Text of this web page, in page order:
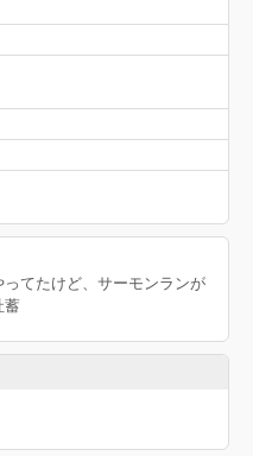
てたけど、サーモンランが
蓄